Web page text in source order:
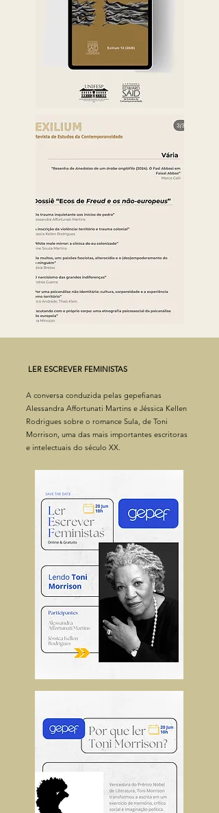
LER ESCREVER FEMINISTAS
A conversa conduzida pelas gepefianas
Alessandra Affortunati Martins e Jéssica Kellen
Rodrigues sobre o romance Sula, de Toni
Morrison, uma das mais importantes escritoras
e intelectuais do século XX.